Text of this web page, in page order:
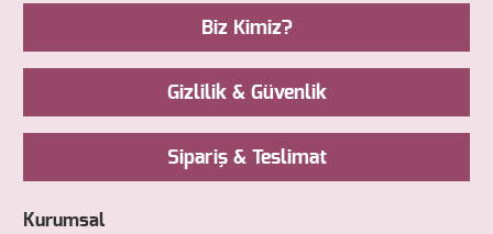
Biz Kimiz?
Gizlilik & Güvenlik
Sipariş & Teslimat
Kurumsal